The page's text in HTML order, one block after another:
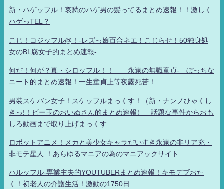
新・ハゲッフル！哀愁のハゲ男の髪ってるまとめ速報！！激しく
ハゲっTEL？
こじ！コジッフル@！-レズっ娘百合ネエ！こじらせ！50独身処
女のBL腐女子的まとめ速報-
何だ！何が？真・シロッフル！！ 永遠の無職童貞- ぼっちな
ニート的まとめ速報！一生童貞上等夜露死苦！
男装スケバン女子！スケッフルまっくす！（新・ナンノひゃくし
きっ!！ビー玉のおいぬさん的まとめ速報） 話題な事件からおも
しろ動画まで取り上げまっくす
ロボットアニメ！メカと美少女キャラだいすき永遠の非リア充・
非モテ星人 ！あらゆるマニアの為のマニアックサイト
ハルッフル-専業主夫的YOUTUBERまとめ速報！キモデブおた
く！初老人の介護生活！激動の1750日